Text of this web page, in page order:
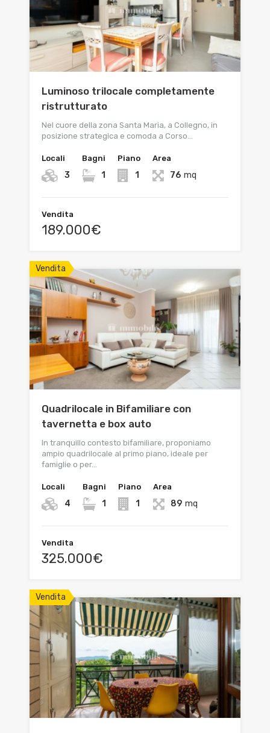
Luminoso trilocale completamente
ristrutturato
Nel cuore della zona Santa Maria, a Collegno, in
posizione strategica e comoda a Corso…
Locali
3
Bagni
1
Piano
1
Area
76 mq
Vendita
189.000€
Vendita
Quadrilocale in Bifamiliare con
tavernetta e box auto
In tranquillo contesto bifamiliare, proponiamo
ampio quadrilocale al primo piano, ideale per
famiglie o per…
Locali
4
Bagni
1
Piano
1
Area
89 mq
Vendita
325.000€
Vendita